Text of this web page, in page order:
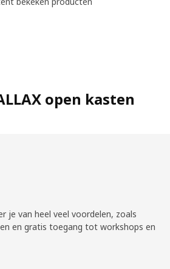
open kasten
je van heel veel voordelen, zoals
en gratis toegang tot workshops en